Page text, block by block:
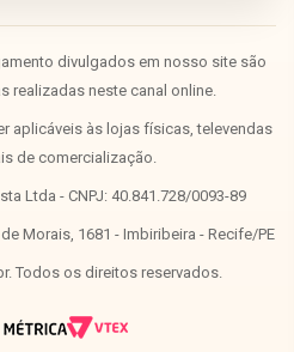
divulgados em nosso site são
realizadas neste canal online.
aplicáveis às lojas físicas, televendas
de comercialização.
Ltda - CNPJ: 40.841.728/0093-89
Morais, 1681 - Imbiribeira - Recife/PE
Todos os direitos reservados.